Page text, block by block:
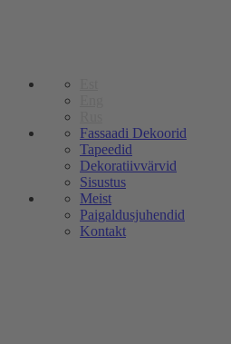
Fassaadi Dekoorid
Tapeedid
Dekoratiivvärvid
Sisustus
Meist
Paigaldusjuhendid
Kontakt